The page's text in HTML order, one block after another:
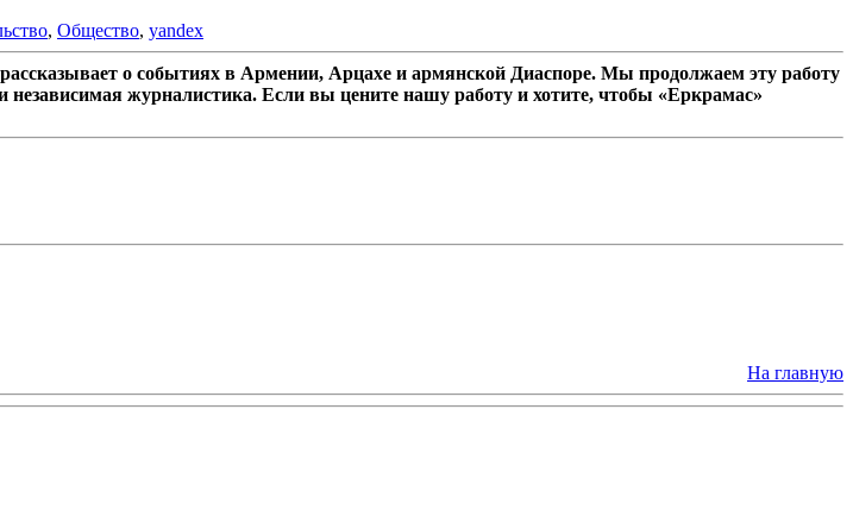
, Общество, yandex
о событиях в Армении, Арцахе и армянской Диаспоре. Мы продолжаем эту работу
независимая журналистика. Если вы цените нашу работу и хотите, чтобы «Еркрамас»
На главную